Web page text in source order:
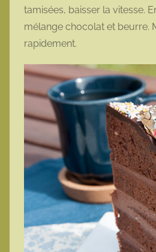
tamisées, baisser la vitesse.
mélange chocolat et beurre.
rapidement.